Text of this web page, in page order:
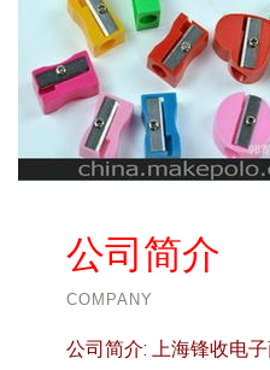
公司简介
COMPANY
公司简介: 上海锋收电